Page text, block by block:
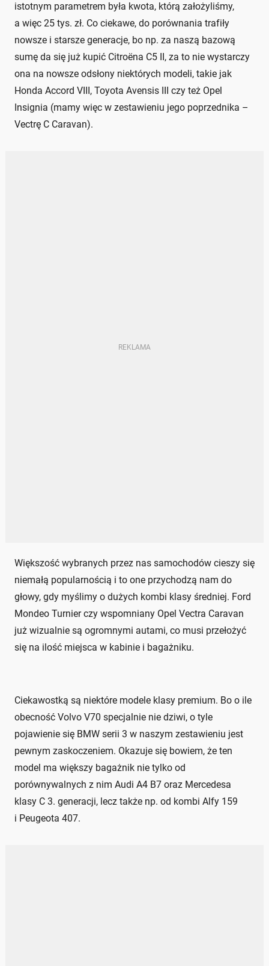
istotnym parametrem była kwota, którą założyliśmy,
a więc 25 tys. zł. Co ciekawe, do porównania trafiły
nowsze i starsze generacje, bo np. za naszą bazową
sumę da się już kupić Citroëna C5 II, za to nie wystarczy
ona na nowsze odsłony niektórych modeli, takie jak
Honda Accord VIII, Toyota Avensis III czy też Opel
Insignia (mamy więc w zestawieniu jego poprzednika –
Vectrę C Caravan).
Większość wybranych przez nas samochodów cieszy się
niemałą popularnością i to one przychodzą nam do
głowy, gdy myślimy o dużych kombi klasy średniej. Ford
Mondeo Turnier czy wspomniany Opel Vectra Caravan
już wizualnie są ogromnymi autami, co musi przełożyć
się na ilość miejsca w kabinie i bagażniku.
Ciekawostką są niektóre modele klasy premium. Bo o ile
obecność Volvo V70 specjalnie nie dziwi, o tyle
pojawienie się BMW serii 3 w naszym zestawieniu jest
pewnym zaskoczeniem. Okazuje się bowiem, że ten
model ma większy bagażnik nie tylko od
porównywalnych z nim Audi A4 B7 oraz Mercedesa
klasy C 3. generacji, lecz także np. od kombi Alfy 159
i Peugeota 407.